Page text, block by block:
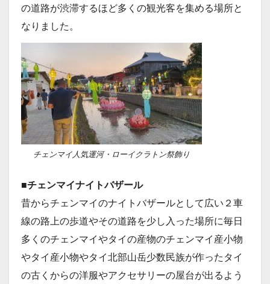
の道路が渋滞するほど多くの観光客を集める場所と
なりました。
チェンマイ人気運河・ローイクラトン祭飾り
■チェンマイナイトバザール
昔からチェンマイのナイトバザールとして広い２車
線の路上の歩道やその道路を少し入った場所に毎日
多くのチェンマイやタイの産物のチェンマイ産小物
やタイ産小物やタイ北部山岳少数民族が作ったタイ
の古くからの洋服やアクセサリーの屋台が出るよう